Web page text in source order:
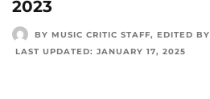
2023
BY MUSIC CRITIC STAFF, EDITED BY
LAST UPDATED: JANUARY 17, 2025